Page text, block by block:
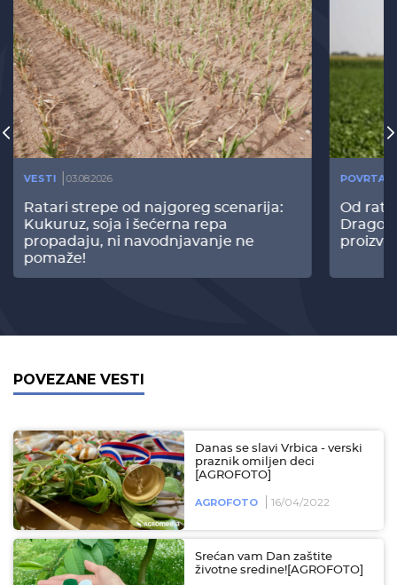
VESTI 03.08.2026
Ratari strepe od najgoreg scenarija:
Kukuruz, soja i šećerna repa
propadaju, ni navodnjavanje ne
pomaže!
Od
POVEZANE VESTI
Danas se slavi Vrbica - verski
praznik omiljen deci
[AGROFOTO]
AGROFOTO 16/04/2022
Srećan vam Dan zaštite
životne sredine![AGROFOTO]